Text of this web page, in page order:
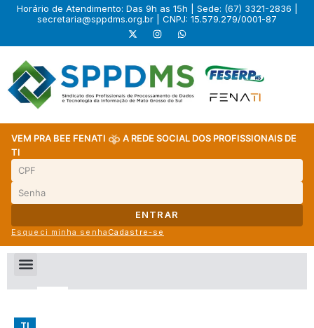
Horário de Atendimento: Das 9h as 15h | Sede: (67) 3321-2836 |
secretaria@sppdms.org.br | CNPJ: 15.579.279/0001-87
VEM PRA BEE FENATI
A REDE SOCIAL DOS PROFISSIONAIS DE
TI
ENTRAR
Esqueci minha senha Cadastre-se
TI